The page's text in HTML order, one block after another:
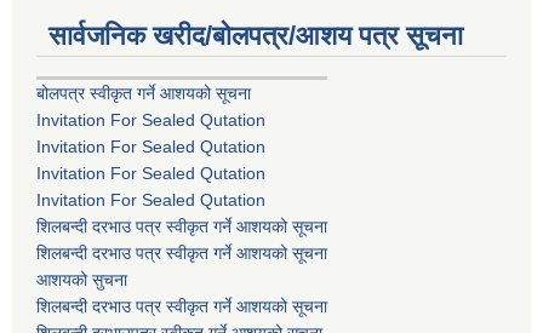
सार्वजनिक खरीद/बोलपत्र/आशय पत्र सूचना
बोलपत्र स्वीकृत गर्ने आशयको सूचना
Invitation For Sealed Qutation
Invitation For Sealed Qutation
Invitation For Sealed Qutation
Invitation For Sealed Qutation
शिलबन्दी दरभाउ पत्र स्वीकृत गर्ने आशयको सूचना
शिलबन्दी दरभाउ पत्र स्वीकृत गर्ने आशयको सूचना
आशयको सुचना
शिलबन्दी दरभाउ पत्र स्वीकृत गर्ने आशयको सूचना